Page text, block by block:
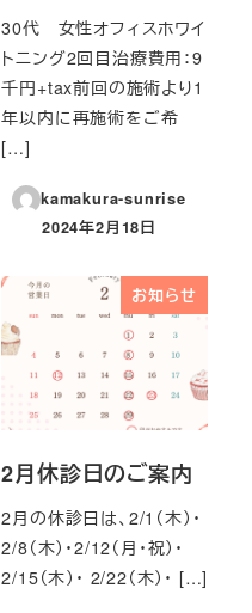
30代 女性オフィスホワイ
トニング2回目治療費用：9
千円+tax前回の施術より1
年以内に再施術をご希
[…]
kamakura-sunrise
投稿日
2024年2月18日
お知らせ
2月休診日のご案内
2月の休診日は、2/1（木）・
2/8（木）・2/12（月・祝）・
2/15（木）・ 2/22（木）・ […]